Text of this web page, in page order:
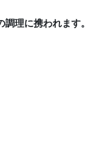
理に携われます。